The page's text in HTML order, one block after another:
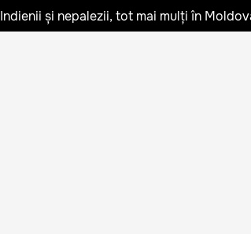
Indienii și nepalezii, tot mai mulți în